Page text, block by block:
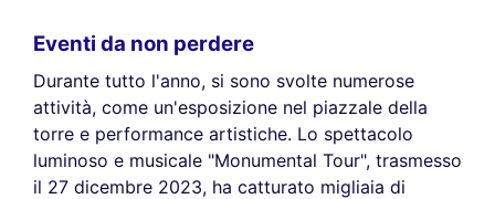
Eventi da non perdere
Durante tutto l'anno, si sono svolte numerose
attività, come un'esposizione nel piazzale della
torre e performance artistiche. Lo spettacolo
luminoso e musicale "Monumental Tour", trasmesso
il 27 dicembre 2023, ha catturato migliaia di